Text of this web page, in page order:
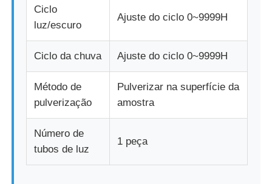
Ciclo
luz/escuro
Ajuste do ciclo 0~9999H
Ciclo da chuva Ajuste do ciclo 0~9999H
Método de
pulverização
Pulverizar na superfície da
amostra
Número de
tubos de luz
1 peça